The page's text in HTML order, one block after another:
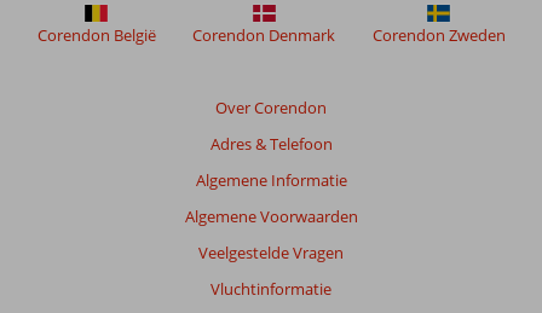
Over Corendon
Adres & Telefoon
Algemene Informatie
Algemene Voorwaarden
Veelgestelde Vragen
Vluchtinformatie
Corendon België Corendon Denmark Corendon Zweden